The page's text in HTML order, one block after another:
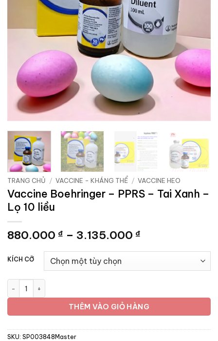
TRANG CHỦ / VACCINE - KHÁNG THỂ / VACCINE HEO
Vaccine Boehringer – PPRS – Tai Xanh –
Lọ 10 liều
880.000 ₫ – 3.135.000 ₫
từ
880.000 ₫
KÍCH CỠ
THÊM VÀO GIỎ HÀNG
SKU: SP003848Master